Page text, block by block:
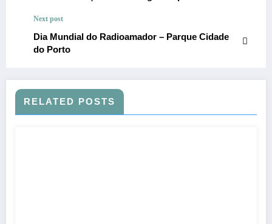
Next post
Dia Mundial do Radioamador – Parque Cidade
do Porto
RELATED POSTS